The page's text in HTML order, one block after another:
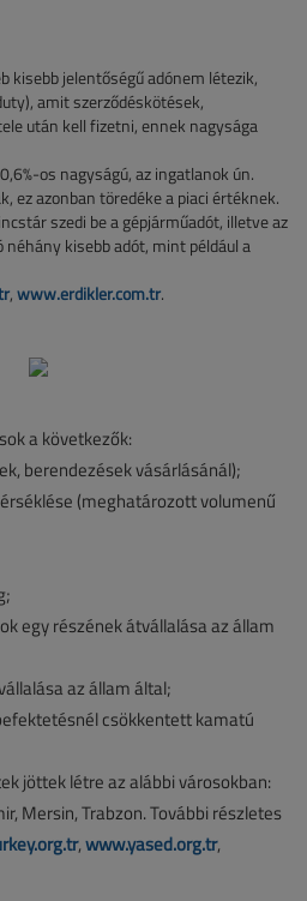
kisebb jelentőségű adónem létezik,
amit szerződéskötések,
után kell fizetni, ennek nagysága
os nagyságú, az ingatlanok ún.
ez azonban töredéke a piaci értéknek.
szedi be a gépjárműadót, illetve az
kisebb adót, mint például a
, www.erdikler.com.tr.
a következők:
berendezések vásárlásánál);
(meghatározott volumenű
egy részének átvállalása az állam
az állam által;
csökkentett kamatú
jöttek létre az alábbi városokban:
Mersin, Trabzon. További részletes
,www.yased.org.tr,